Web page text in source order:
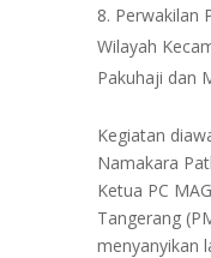
Perwakilan
Wilayah
Pakuhaji dan
Kegiatan
Namakara
Ketua PC
Tangerang
menyanyikan